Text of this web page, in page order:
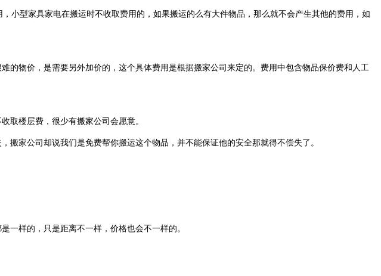
型家具家电在搬运时不收取费用的，如果搬运的么有大件物品，那么就不会产生其他的费用，如
物价，是需要另外加价的，这个具体费用是根据搬家公司来定的。费用中包含物品保价费和人工
楼层费，很少有搬家公司会愿意。
公司却说我们是免费帮你搬运这个物品，并不能保证他的安全那就得不偿失了。
样的，只是距离不一样，价格也会不一样的。